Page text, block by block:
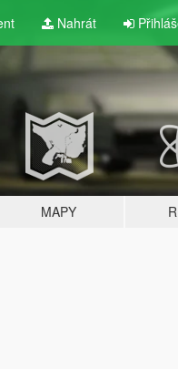
Nahrát
MAPY